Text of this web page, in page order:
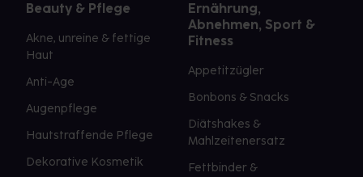
Beauty & Pflege
Akne, unreine & fettige
Haut
Anti-Age
Augenpflege
Hautstraffende Pflege
Dekorative Kosmetik
Ernährung,
Abnehmen, Sport &
Fitness
Appetitzügler
Bonbons & Snacks
Diätshakes &
Mahlzeitenersatz
Fettbinder &